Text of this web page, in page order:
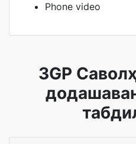
Phone video
3GP